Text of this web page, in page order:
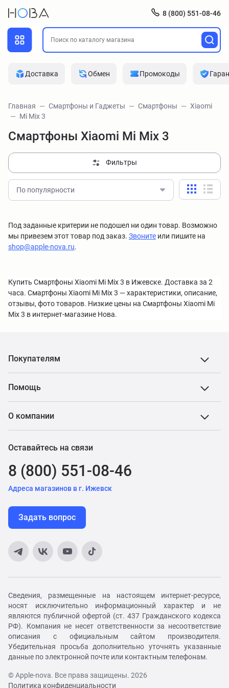
8 (800) 551-08-46
Доставка Обмен Промокоды
Главная Смартфоны и Гаджеты Смартфоны
Xiaomi
Mi Mix 3
Смартфоны Xiaomi Mi Mix 3
Фильтры
По популярности
Под заданные критерии не подошел ни один товар. Возможно
мы привезем этот товар под заказ. Звоните или пишите на
shop@apple-nova.ru.
Купить Смартфоны Xiaomi Mi Mix 3 в Ижевске. Доставка за 2
часа. Смартфоны Xiaomi Mi Mix 3 — характеристики, описание,
отзывы, фото товаров. Низкие цены на Смартфоны Xiaomi Mi
Mix 3 в интернет-магазине Нова.
Покупателям
Помощь
О компании
Оставайтесь на связи
8 (800) 551-08-46
Адреса магазинов в г. Ижевск
Задать вопрос
Сведения, размещенные на настоящем интернет-ресурсе,
носят исключительно информационный характер и не
являются публичной офертой (ст. 437 Гражданского кодекса
РФ). Компания не несет ответственности за несоответствие
описания с официальным сайтом производителя.
Убедительная просьба дополнительно уточнять указанные
данные по электронной почте или контактным телефонам.
© Apple-nova. Все права защищены. 2026
Политика конфиденциальности